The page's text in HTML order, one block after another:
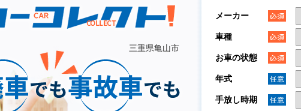
三重県亀山市
メーカー
車種
お車の状態
年式
手放し時期